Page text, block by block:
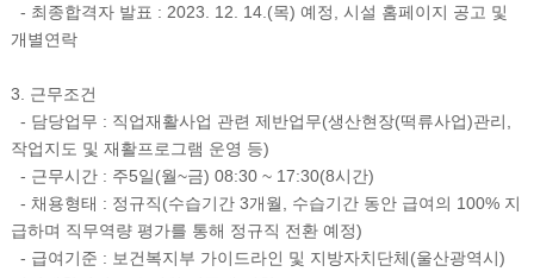
- 최종합격자 발표 : 2023. 12. 14.(목) 예정, 시설 홈페이지 공고 및
개별연락
3. 근무조건
- 담당업무 : 직업재활사업 관련 제반업무(생산현장(떡류사업)관리,
작업지도 및 재활프로그램 운영 등)
- 근무시간 : 주5일(월~금) 08:30 ~ 17:30(8시간)
- 채용형태 : 정규직(수습기간 3개월, 수습기간 동안 급여의 100% 지
급하며 직무역량 평가를 통해 정규직 전환 예정)
- 급여기준 : 보건복지부 가이드라인 및 지방자치단체(울산광역시)